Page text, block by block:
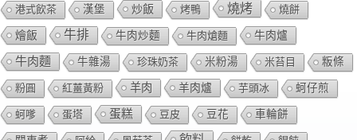
港式飲茶 漢堡 炒飯 烤鴨 燒烤 燒餅
燴飯 牛排 牛肉炒麵 牛肉熗麵 牛肉爐
牛肉麵 牛雜湯 珍珠奶茶 米粉湯 米苔目 粄條
粉圓 紅薑黃粉 羊肉 羊肉爐 芋頭冰 蚵仔煎
蚵嗲 蛋塔 蛋糕 豆皮 豆花 車輪餅